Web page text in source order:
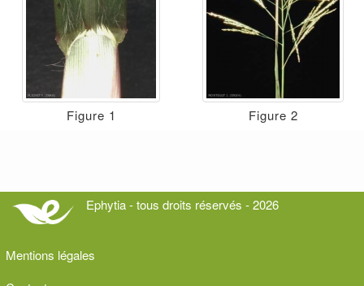
Figure 1 Figure 2
Ephytia - tous droits réservés - 2026
Mentions légales